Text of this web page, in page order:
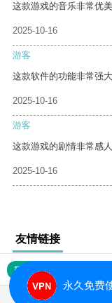
这款游戏的音乐非常优
2025-10-16
游客
这款软件的功能非常强
2025-10-16
游客
这款游戏的剧情非常感
2025-10-16
友情链接
网站地图
永久免费